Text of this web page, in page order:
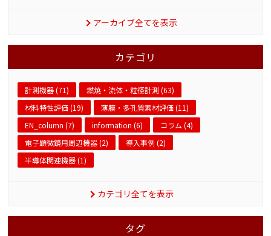
アーカイブ全てを表示
カテゴリ
計測機器 (71)
燃焼・流体・粒径計測 (63)
材料特性評価 (19)
薄膜・多孔質素材評価 (11)
EN_column (7)
information (6)
コラム (4)
電子顕微鏡用周辺機器 (2)
導入事例 (2)
半導体関連機器 (1)
カテゴリ全てを表示
タグ